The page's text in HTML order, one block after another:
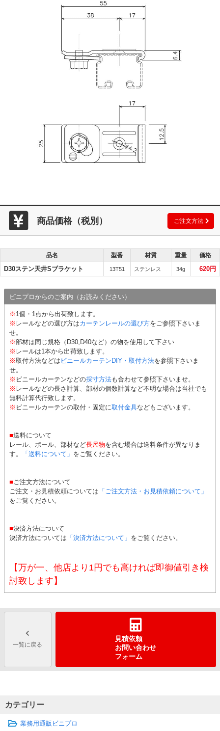
商品価格（税別） ご注文方法
品名 型番 材質 重量 価格
D30ステン天井Sブラケット 13T51 ステンレス 34g 620円
ビニプロからのご案内（お読みください）
※ 1個・1点から出荷致します。
※ レールなどの選び方はカーテンレールの選び方をご参照下さいま
せ。
※部材は同じ規格（D30,D40など）の物を使用して下さい
※ レールは1本から出荷致します。
※取付方法などは ビニールカーテンDIY・取付方法を参照下さいま
せ。
※ ビニールカーテンなどの採寸方法も合わせて参照下さいませ。
※ レールなどの長さ計算、部材の個数計算など不明な場合は当社でも
無料計算代行致します。
※ ビニールカーテンの取付・固定に取付金具などもございます。
■送料について
レール、ポール、部材など長尺物を含む場合は送料条件が異なりま
す。
「送料について」 をご覧ください。
■ご注文方法について
ご注文・お見積依頼については 「ご注文方法・お見積依頼について」
をご覧ください。
■決済方法について
決済方法については 「決済方法について」 をご覧ください。
【万が一、他店より1円でも高ければ即御値引き検
討致します】
一覧に戻る
見積依頼
お問い合わせ
フォーム
カテゴリー
業務用通販ビニプロ